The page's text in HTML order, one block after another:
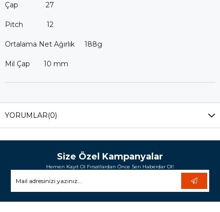
Çap 27
Pitch 12
Ortalama Net Ağırlık 188g
Mil Çap 10 mm
YORUMLAR(0)
Size Özel Kampanyalar
Hemen Kayıt Ol Fırsatlardan Önce Sen Haberdar Ol!